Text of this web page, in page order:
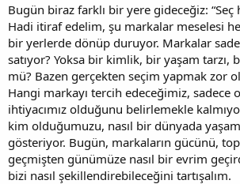
i
Bugün biraz farklı bir yere gideceğiz: “Seç
Hadi itiraf edelim, şu markalar meselesi
bir yerlerde dönüp duruyor. Markalar
satıyor? Yoksa bir kimlik, bir yaşam tarzı,
mü? Bazen gerçekten seçim yapmak zor
Hangi markayı tercih edeceğimiz, sadece
ihtiyacımız olduğunu belirlemekle
kim olduğumuzu, nasıl bir dünyada
gösteriyor. Bugün, markaların gücünü,
geçmişten günümüze nasıl bir evrim
bizi nasıl şekillendirebileceğini tartışalım.